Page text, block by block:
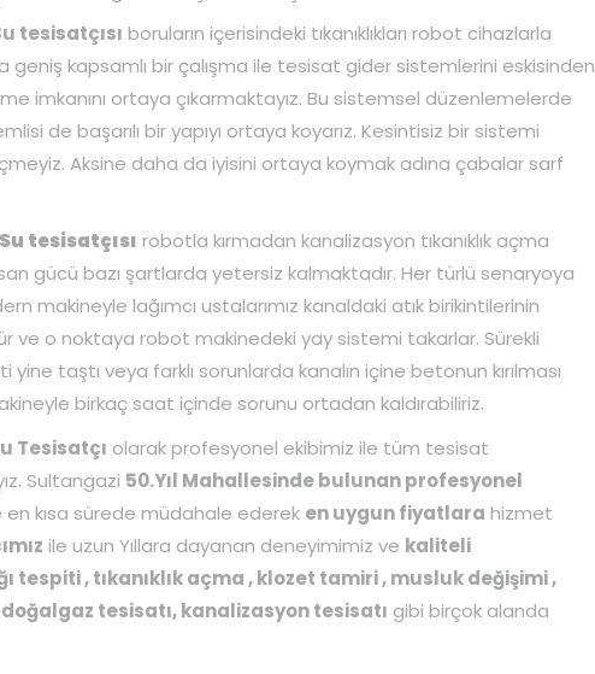
tesisatçısı boruların içerisindeki tıkanıklıkları robot cihazlarla
geniş kapsamlı bir çalışma ile tesisat gider sistemlerini eskisinden
imkanını ortaya çıkarmaktayız. Bu sistemsel düzenlemelerde
de başarılı bir yapıyı ortaya koyarız. Kesintisiz bir sistemi
Aksine daha da iyisini ortaya koymak adına çabalar sarf
tesisatçısı robotla kırmadan kanalizasyon tıkanıklık açma
gücü bazı şartlarda yetersiz kalmaktadır. Her türlü senaryoya
makineyle lağımcı ustalarımız kanaldaki atık birikintilerinin
ve o noktaya robot makinedeki yay sistemi takarlar. Sürekli
taştı veya farklı sorunlarda kanalın içine betonun kırılması
birkaç saat içinde sorunu ortadan kaldırabiliriz.
Tesisatçı olarak profesyonel ekibimiz ile tüm tesisat
Sultangazi 50.Yıl Mahallesinde bulunan profesyonel
en kısa sürede müdahale ederek en uygun fiyatlara hizmet
ile uzun Yıllara dayanan deneyimimiz ve kaliteli
tespiti , tıkanıklık açma , klozet tamiri , musluk değişimi ,
tesisatı, kanalizasyon tesisatı gibi birçok alanda